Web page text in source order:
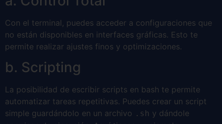
Con el terminal, puedes acceder a configuraciones que
no están disponibles en interfaces gráficas. Esto te
permite realizar ajustes finos y optimizaciones.
b. Scripting
La posibilidad de escribir scripts en bash te permite
automatizar tareas repetitivas. Puedes crear un script
simple guardándolo en un archivo .sh y dándole